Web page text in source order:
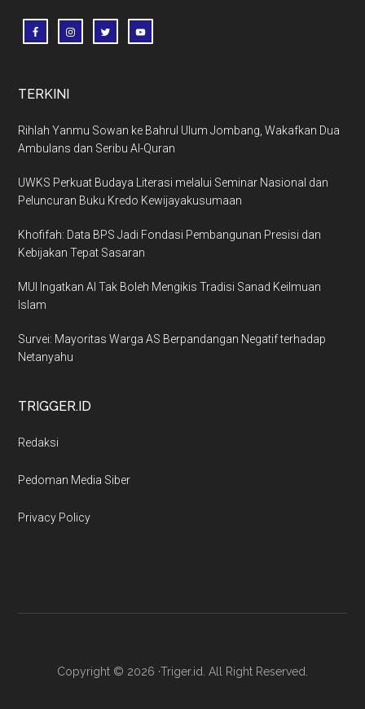
TERKINI
Rihlah Yanmu Sowan ke Bahrul Ulum Jombang, Wakafkan Dua
Ambulans dan Seribu Al-Quran
UWKS Perkuat Budaya Literasi melalui Seminar Nasional dan
Peluncuran Buku Kredo Kewijayakusumaan
Khofifah: Data BPS Jadi Fondasi Pembangunan Presisi dan
Kebijakan Tepat Sasaran
MUI Ingatkan AI Tak Boleh Mengikis Tradisi Sanad Keilmuan
Islam
Survei: Mayoritas Warga AS Berpandangan Negatif terhadap
Netanyahu
TRIGGER.ID
Redaksi
Pedoman Media Siber
Privacy Policy
Copyright © 2026 ·Triger.id. All Right Reserved.